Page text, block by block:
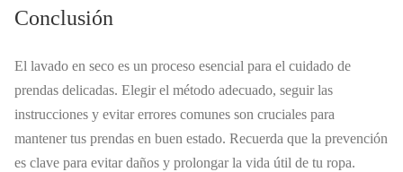
Conclusión
El lavado en seco es un proceso esencial para el cuidado de
prendas delicadas. Elegir el método adecuado, seguir las
instrucciones y evitar errores comunes son cruciales para
mantener tus prendas en buen estado. Recuerda que la prevención
es clave para evitar daños y prolongar la vida útil de tu ropa.